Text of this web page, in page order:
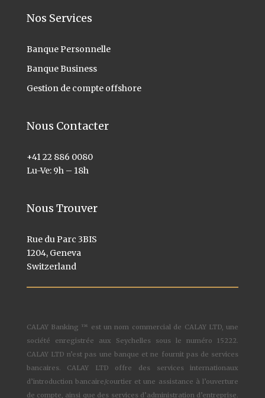
Nos Services
Banque Personnelle
Banque Business
Gestion de compte offshore
Nous Contacter
+41 22 886 0080
Lu-Ve: 9h – 18h
Nous Trouver
Rue du Parc 3BIS
1204, Geneva
Switzerland
CALAY Banking ™ est un nom commercial de CALAY LTD, une
société enregistrée aux Seychelles sous le numéro 15222.
CALAY LTD n’est pas une banque et ne fournit pas de services
bancaires. CALAY LTD offre des services internationaux
d’introduction bancaire/courtier et une assistance à l’ouverture
de compte, ainsi que des services d’administration d’entreprise.